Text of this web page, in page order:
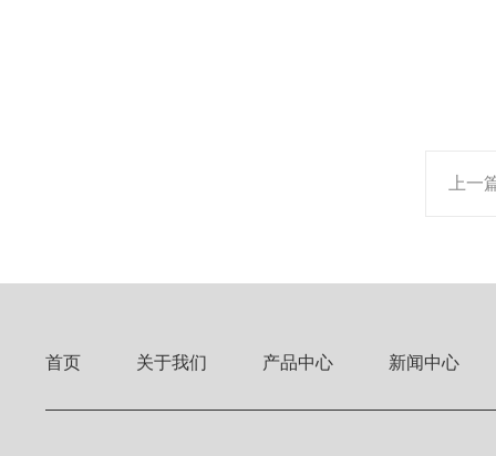
上一
首页 关于我们 产品中心 新闻中心